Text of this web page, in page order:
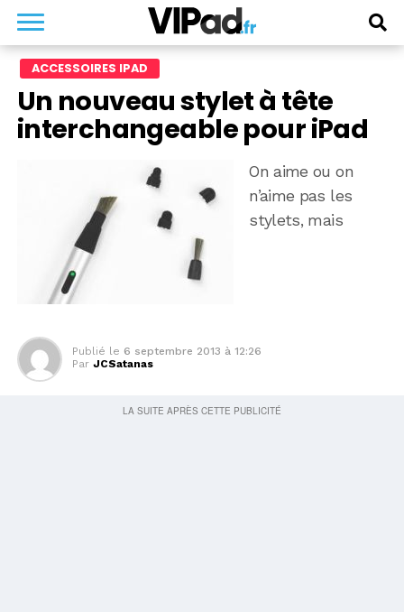
ACCESSOIRES IPAD
Un nouveau stylet à tête
interchangeable pour iPad
On aime ou on
n’aime pas les
stylets, mais
Publié le 6 septembre 2013 à 12:26
Par JCSatanas